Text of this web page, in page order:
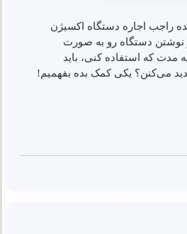
راجب اجاره دستگاه اکسیژن
نوشتن دستگاه رو به صورت
مدت که استفاده کنی، باید
می‌کنن؟ یکی کمک بده بفهمیم!